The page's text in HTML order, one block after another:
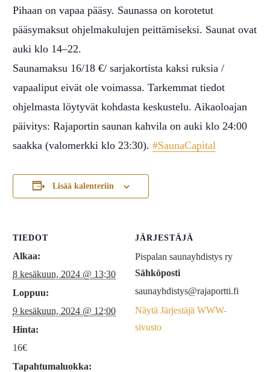
Pihaan on vapaa pääsy. Saunassa on korotetut
pääsymaksut ohjelmakulujen peittämiseksi. Saunat ovat
auki klo 14–22.
Saunamaksu 16/18 €/ sarjakortista kaksi ruksia /
vapaaliput eivät ole voimassa. Tarkemmat tiedot
ohjelmasta löytyvät kohdasta keskustelu. Aikaoloajan
päivitys: Rajaportin saunan kahvila on auki klo 24:00
saakka (valomerkki klo 23:30). #SaunaCapital
Lisää kalenteriin
TIEDOT
Alkaa:
8 kesäkuun, 2024 @ 13:30
Loppuu:
9 kesäkuun, 2024 @ 12:00
Hinta:
16€
Tapahtumaluokka:
JÄRJESTÄJÄ
Pispalan saunayhdistys ry
Sähköposti
saunayhdistys@rajaportti.fi
Näytä Järjestäjä WWW-
sivusto